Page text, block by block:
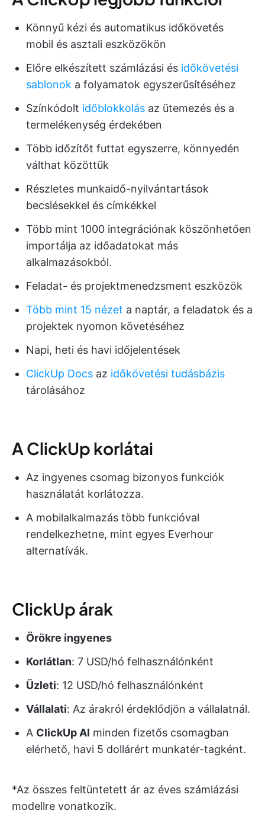
Könnyű kézi és automatikus időkövetés
mobil és asztali eszközökön
Előre elkészített számlázási és időkövetési
sablonok a folyamatok egyszerűsítéséhez
Színkódolt időblokkolás az ütemezés és a
termelékenység érdekében
Több időzítőt futtat egyszerre, könnyedén
válthat közöttük
Részletes munkaidő-nyilvántartások
becslésekkel és címkékkel
Több mint 1000 integrációnak köszönhetően
importálja az időadatokat más
alkalmazásokból.
Feladat- és projektmenedzsment eszközök
Több mint 15 nézet a naptár, a feladatok és a
projektek nyomon követéséhez
Napi, heti és havi időjelentések
ClickUp Docs az időkövetési tudásbázis
tárolásához
A ClickUp korlátai
Az ingyenes csomag bizonyos funkciók
használatát korlátozza.
A mobilalkalmazás több funkcióval
rendelkezhetne, mint egyes Everhour
alternatívák.
ClickUp árak
Örökre ingyenes
Korlátlan: 7 USD/hó felhasználónként
Üzleti: 12 USD/hó felhasználónként
Vállalati: Az árakról érdeklődjön a vállalatnál.
A ClickUp AI minden fizetős csomagban
elérhető, havi 5 dollárért munkatér-tagként.
*Az összes feltüntetett ár az éves számlázási
modellre vonatkozik.